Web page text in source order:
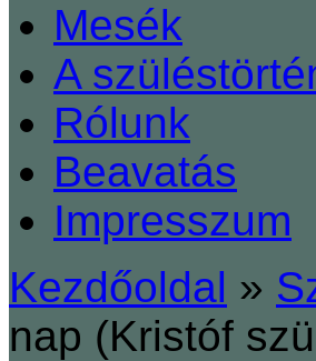
Mesék
A
Rólunk
Beavatás
Impresszum
Kezdőoldal »
nap (Kristóf